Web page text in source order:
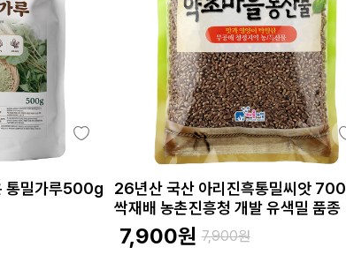
통밀가루500g
26년산 국산 아리진흑통밀씨앗
싹재배 농촌진흥청 개발 유색밀 품종
7,900원 7,900원